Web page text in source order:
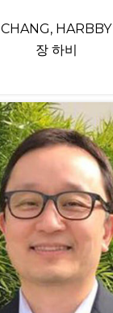
CHANG, HARBBY
장 하비